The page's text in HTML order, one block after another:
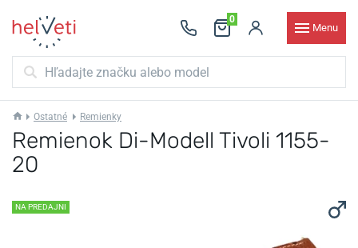
0
Menu
Ostatné Remienky
Remienok Di-Modell Tivoli 1155-
20
NA PREDAJNI